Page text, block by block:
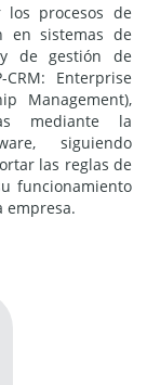
los procesos de
en sistemas de
y de gestión de
Enterprise
Management),
mediante la
siguiendo
las reglas de
funcionamiento
empresa.